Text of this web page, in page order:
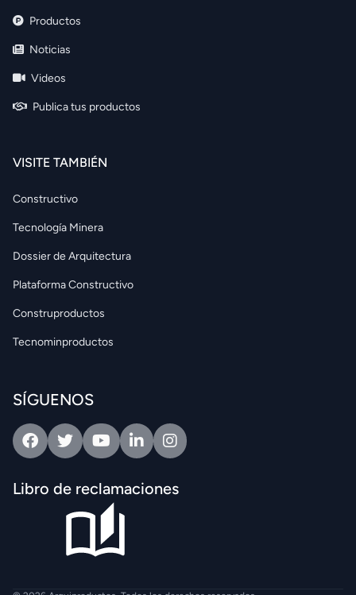
Productos
Noticias
Videos
Publica tus productos
VISITE TAMBIÉN
Constructivo
Tecnología Minera
Dossier de Arquitectura
Plataforma Constructivo
Construproductos
Tecnominproductos
SÍGUENOS
FacebookTwitterYoutubeLinkedinIntagram
Libro de reclamaciones